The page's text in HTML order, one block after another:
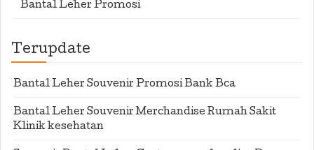
Bantal Leher Promosi
Terupdate
Bantal Leher Souvenir Promosi Bank Bca
Bantal Leher Souvenir Merchandise Rumah Sakit
Klinik kesehatan